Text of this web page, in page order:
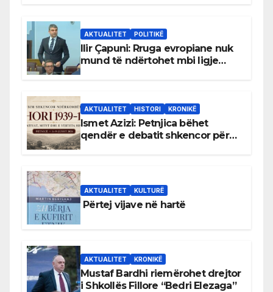
AKTUALITET POLITIKË
Ilir Çapuni: Rruga evropiane nuk
mund të ndërtohet mbi ligje
AKTUALITET HISTORI KRONIKË
Ismet Azizi: Petnjica bëhet
qendër e debatit shkencor për
AKTUALITET KULTURË
Përtej vijave në hartë
AKTUALITET KRONIKË
Mustaf Bardhi riemërohet drejtor
i Shkollës Fillore “Bedri Elezaga”